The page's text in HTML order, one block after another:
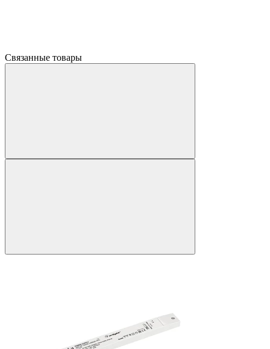
Связанные товары